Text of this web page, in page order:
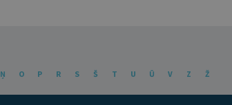
Ņ O P R S Š T U Ū V Z Ž